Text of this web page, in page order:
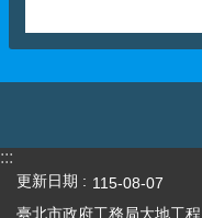
:::
更新日期
115-08-07
臺北市政府工務局大地工